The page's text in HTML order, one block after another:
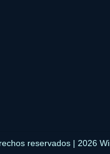
reservados | 2026